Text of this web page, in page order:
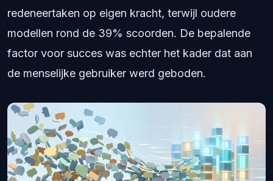
redeneertaken op eigen kracht, terwijl oudere
modellen rond de 39% scoorden. De bepalende
factor voor succes was echter het kader dat aan
de menselijke gebruiker werd geboden.